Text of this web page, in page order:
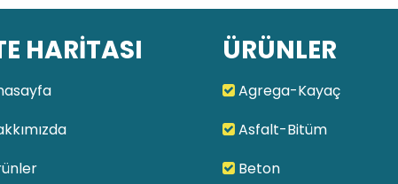
HARİTASI ÜRÜNLER
Agrega-Kayaç
Asfalt-Bitüm
Beton